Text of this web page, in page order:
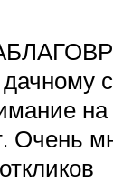
дачному
на
Очень